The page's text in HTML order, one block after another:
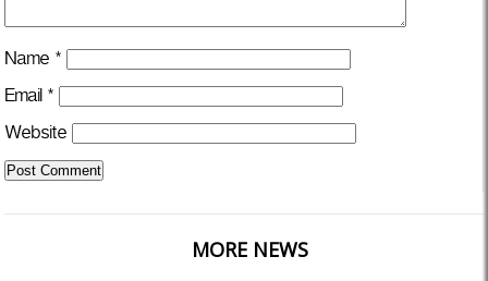
Name *
Email *
Website
MORE NEWS